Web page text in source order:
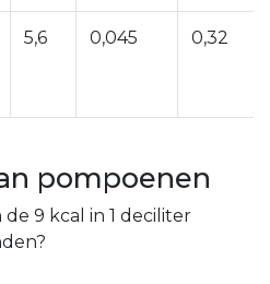
5,6 0,045 0,32
pompoenen
9 kcal in 1 deciliter